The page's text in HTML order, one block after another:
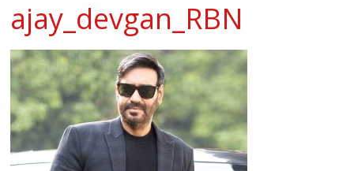
ajay_devgan_RBN